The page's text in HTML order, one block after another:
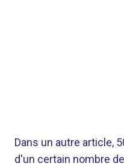
Dans un autre article,
d'un certain nombre